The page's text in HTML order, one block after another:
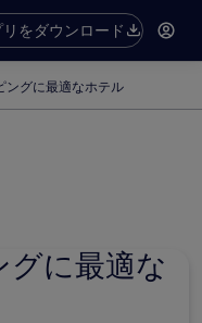
をダウンロード
ングに最適なホテル
グに最適な